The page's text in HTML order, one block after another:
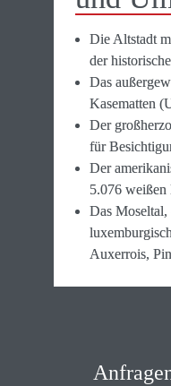
Die Altstadt
der
Das
Kasematten
Der
für
Der
5.076 weißen
Das Moseltal,
Auxerrois,